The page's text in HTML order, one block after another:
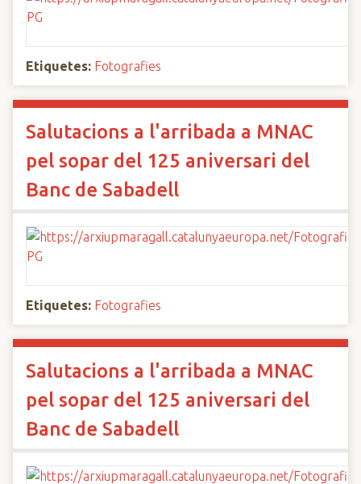
Etiquetes: Fotografies
Salutacions a l'arribada a MNAC
pel sopar del 125 aniversari del
Banc de Sabadell
Etiquetes: Fotografies
Salutacions a l'arribada a MNAC
pel sopar del 125 aniversari del
Banc de Sabadell